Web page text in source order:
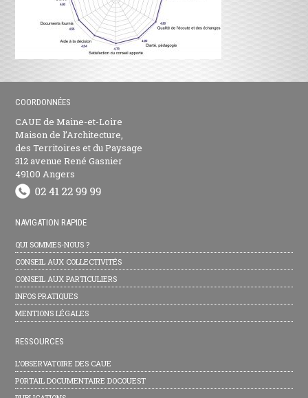
COORDONNÉES
CAUE de Maine-et-Loire
Maison de l’Architecture,
des Territoires et du Paysage
312 avenue René Gasnier
49100 Angers
NAVIGATION RAPIDE
QUI SOMMES-NOUS ?
CONSEIL AUX COLLECTIVITÉS
CONSEIL AUX PARTICULIERS
INFOS PRATIQUES
MENTIONS LÉGALES
RESSOURCES
L’OBSERVATOIRE DES CAUE
PORTAIL DOCUMENTAIRE DOCOUEST